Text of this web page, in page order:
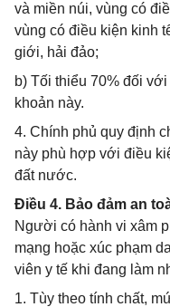
và miền núi, vùng có
vùng có điều kiện kinh
giới, hải đảo;
b) Tối thiểu 70% đối
khoản này.
4. Chính phủ quy định
này phù hợp với điều
đất nước.
Điều 4. Bảo đảm an
Người có hành vi xâm
mạng hoặc xúc phạm
viên y tế khi đang làm
1. Tùy theo tính chất,